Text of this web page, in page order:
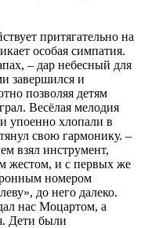
притягательно на
особая симпатия.
– дар небесный для
завершился и
позволяя детям
Весёлая мелодия
упоенно хлопали в
свою гармонику. –
взял инструмент,
жестом, и с первых же
номером
до него далеко.
нас Моцартом, а
Дети были